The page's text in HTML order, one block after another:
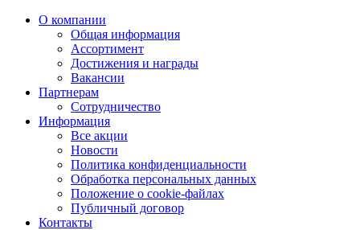
О компании
Общая информация
Ассортимент
Достижения и награды
Вакансии
Партнерам
Сотрудничество
Информация
Все акции
Новости
Политика конфиденциальности
Обработка персональных данных
Положение о cookie-файлах
Публичный договор
Контакты